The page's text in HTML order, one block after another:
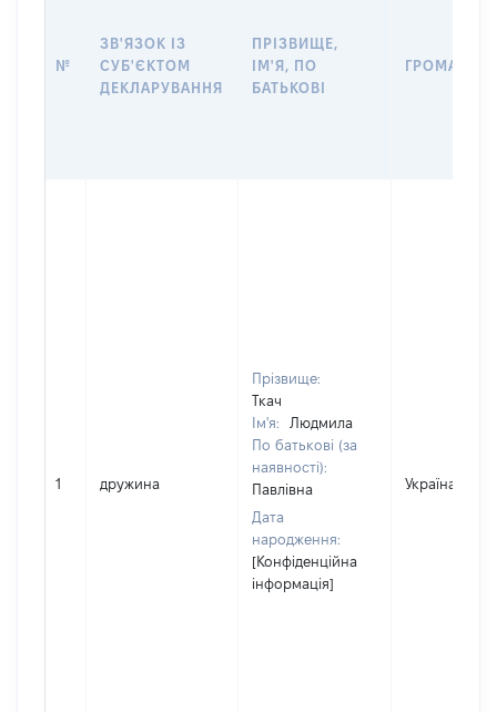
№
ЗВ'ЯЗОК ІЗ
СУБ'ЄКТОМ
ДЕКЛАРУВАННЯ
ПРІЗВИЩЕ,
ІМ'Я, ПО
БАТЬКОВІ
1 дружина
Прізвище:
Ткач
Ім'я:
Людмила
По батькові (за
наявності):
Павлівна
Дата
народження:
[Конфіденційна
інформація]
Україна